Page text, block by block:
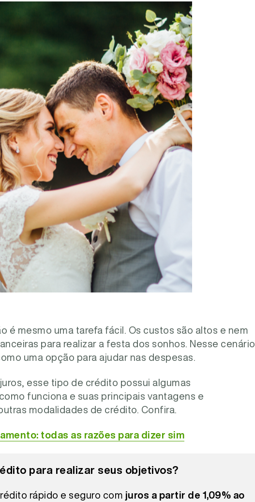
é mesmo uma tarefa fácil. Os custos são altos e nem
para realizar a festa dos sonhos. Nesse cenário,
uma opção para ajudar nas despesas.
esse tipo de crédito possui algumas
funciona e suas principais vantagens e
modalidades de crédito. Confira.
todas as razões para dizer sim
para realizar seus objetivos?
rápido e seguro com juros a partir de 1,09% ao